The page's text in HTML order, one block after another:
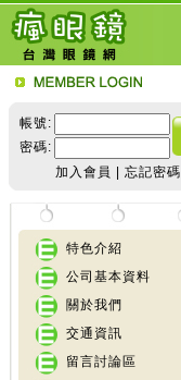
帳號:
密碼:
加入會員
忘記密碼
特色介紹
公司基本資料
關於我們
交通資訊
留言討論區